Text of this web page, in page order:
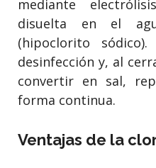
mediante
disuelta en el
(hipoclorito
desinfección y, al
convertir en sal,
forma continua.
Ventajas de la